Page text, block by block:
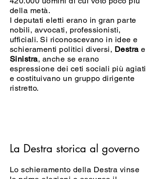
della metà.
I deputati eletti erano in gran parte
nobili, avvocati, professionisti,
ufficiali. Si riconoscevano in idee e
schieramenti politici diversi, Destrae
Sinistra, anche se erano
espressione dei ceti sociali più agiati
e costituivano un gruppo dirigente
ristretto.
La Destra storica al governo
Lo schieramento della Destra vinse